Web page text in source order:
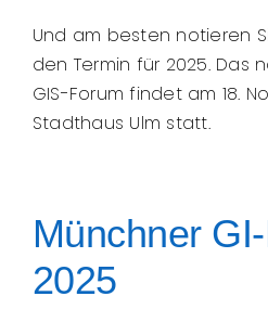
Und am besten notieren
den Termin für 2025. Das
GIS-Forum findet am 18.
Stadthaus Ulm statt.
Münchner
2025